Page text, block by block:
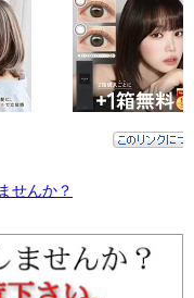
せんか？